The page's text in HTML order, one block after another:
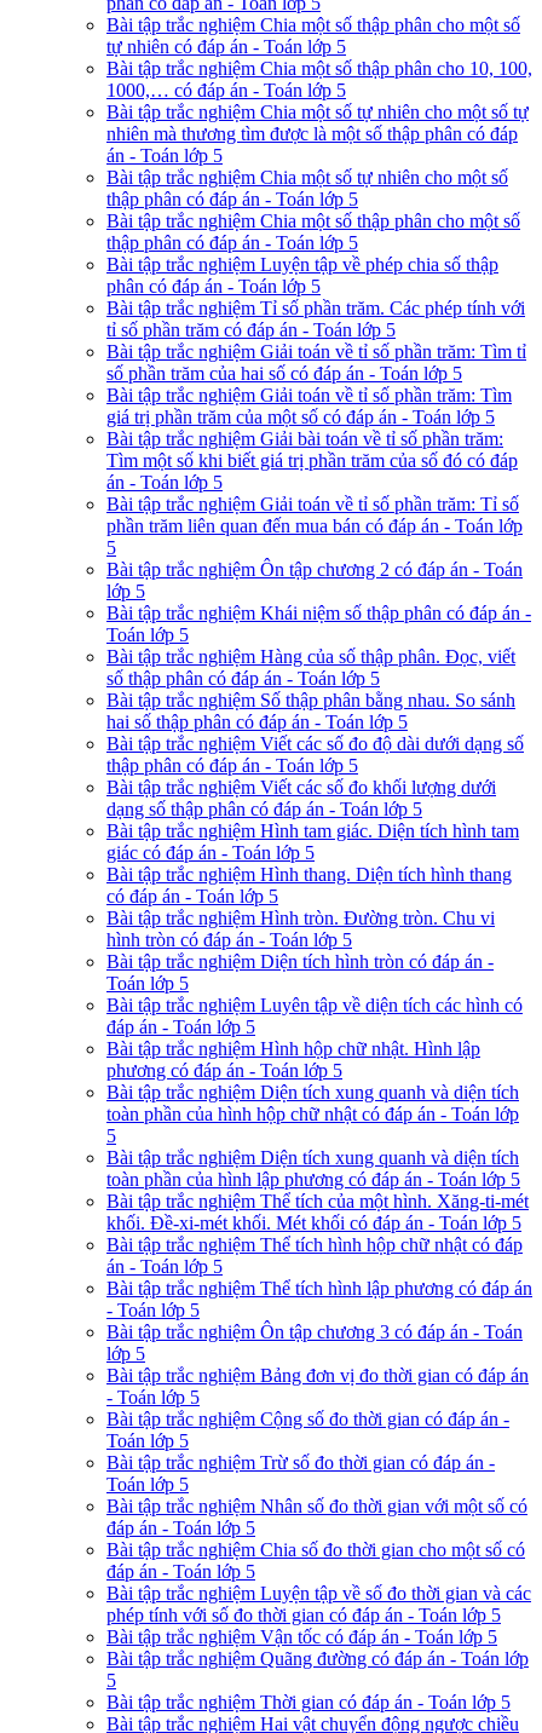
Bài tập trắc nghiệm Chia một số thập phân cho một số
tự nhiên có đáp án - Toán lớp 5
Bài tập trắc nghiệm Chia một số thập phân cho 10, 100,
1000,… có đáp án - Toán lớp 5
Bài tập trắc nghiệm Chia một số tự nhiên cho một số tự
nhiên mà thương tìm được là một số thập phân có đáp
án - Toán lớp 5
Bài tập trắc nghiệm Chia một số tự nhiên cho một số
thập phân có đáp án - Toán lớp 5
Bài tập trắc nghiệm Chia một số thập phân cho một số
thập phân có đáp án - Toán lớp 5
Bài tập trắc nghiệm Luyện tập về phép chia số thập
phân có đáp án - Toán lớp 5
Bài tập trắc nghiệm Tỉ số phần trăm. Các phép tính với
tỉ số phần trăm có đáp án - Toán lớp 5
Bài tập trắc nghiệm Giải toán về tỉ số phần trăm: Tìm tỉ
số phần trăm của hai số có đáp án - Toán lớp 5
Bài tập trắc nghiệm Giải toán về tỉ số phần trăm: Tìm
giá trị phần trăm của một số có đáp án - Toán lớp 5
Bài tập trắc nghiệm Giải bài toán về tỉ số phần trăm:
Tìm một số khi biết giá trị phần trăm của số đó có đáp
án - Toán lớp 5
Bài tập trắc nghiệm Giải toán về tỉ số phần trăm: Tỉ số
phần trăm liên quan đến mua bán có đáp án - Toán lớp
5
Bài tập trắc nghiệm Ôn tập chương 2 có đáp án - Toán
lớp 5
Bài tập trắc nghiệm Khái niệm số thập phân có đáp án -
Toán lớp 5
Bài tập trắc nghiệm Hàng của số thập phân. Đọc, viết
số thập phân có đáp án - Toán lớp 5
Bài tập trắc nghiệm Số thập phân bằng nhau. So sánh
hai số thập phân có đáp án - Toán lớp 5
Bài tập trắc nghiệm Viết các số đo độ dài dưới dạng số
thập phân có đáp án - Toán lớp 5
Bài tập trắc nghiệm Viết các số đo khối lượng dưới
dạng số thập phân có đáp án - Toán lớp 5
Bài tập trắc nghiệm Hình tam giác. Diện tích hình tam
giác có đáp án - Toán lớp 5
Bài tập trắc nghiệm Hình thang. Diện tích hình thang
có đáp án - Toán lớp 5
Bài tập trắc nghiệm Hình tròn. Đường tròn. Chu vi
hình tròn có đáp án - Toán lớp 5
Bài tập trắc nghiệm Diện tích hình tròn có đáp án -
Toán lớp 5
Bài tập trắc nghiệm Luyên tập về diện tích các hình có
đáp án - Toán lớp 5
Bài tập trắc nghiệm Hình hộp chữ nhật. Hình lập
phương có đáp án - Toán lớp 5
Bài tập trắc nghiệm Diện tích xung quanh và diện tích
toàn phần của hình hộp chữ nhật có đáp án - Toán lớp
5
Bài tập trắc nghiệm Diện tích xung quanh và diện tích
toàn phần của hình lập phương có đáp án - Toán lớp 5
Bài tập trắc nghiệm Thể tích của một hình. Xăng-ti-mét
khối. Đề-xi-mét khối. Mét khối có đáp án - Toán lớp 5
Bài tập trắc nghiệm Thể tích hình hộp chữ nhật có đáp
án - Toán lớp 5
Bài tập trắc nghiệm Thể tích hình lập phương có đáp án
- Toán lớp 5
Bài tập trắc nghiệm Ôn tập chương 3 có đáp án - Toán
lớp 5
Bài tập trắc nghiệm Bảng đơn vị đo thời gian có đáp án
- Toán lớp 5
Bài tập trắc nghiệm Cộng số đo thời gian có đáp án -
Toán lớp 5
Bài tập trắc nghiệm Trừ số đo thời gian có đáp án -
Toán lớp 5
Bài tập trắc nghiệm Nhân số đo thời gian với một số có
đáp án - Toán lớp 5
Bài tập trắc nghiệm Chia số đo thời gian cho một số có
đáp án - Toán lớp 5
Bài tập trắc nghiệm Luyện tập về số đo thời gian và các
phép tính với số đo thời gian có đáp án - Toán lớp 5
Bài tập trắc nghiệm Vận tốc có đáp án - Toán lớp 5
Bài tập trắc nghiệm Quãng đường có đáp án - Toán lớp
5
Bài tập trắc nghiệm Thời gian có đáp án - Toán lớp 5
Bài tập trắc nghiệm Hai vật chuyển động ngược chiều